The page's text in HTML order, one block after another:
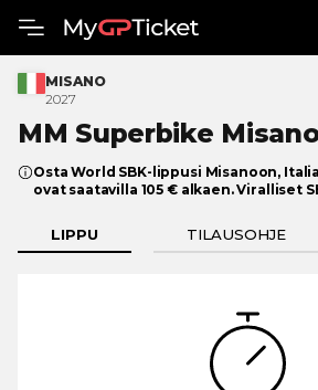
MISANO
2027
MM Superbike
Osta World SBK-lippusi Misanoon,
ovat saatavilla 105 € alkaen. Viralliset
LIPPU TILAUSOHJE